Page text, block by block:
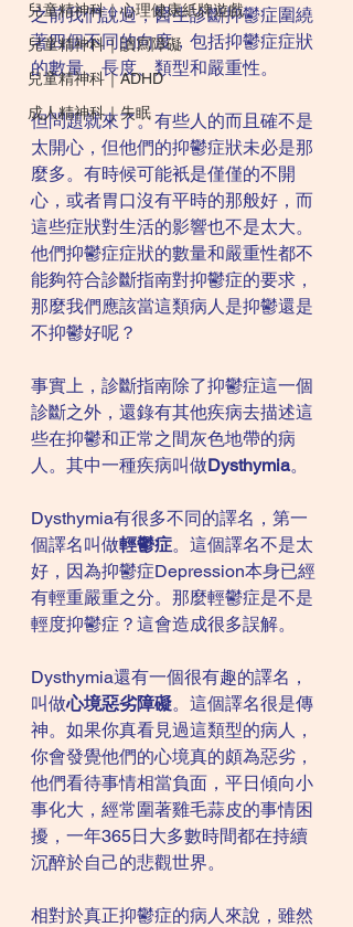
兒童精神科｜心理健康紙牌遊戲
兒童精神科｜讀寫障礙
兒童精神科｜ADHD
成人精神科｜失眠
之前我們說過，醫生診斷抑鬱症圍繞
著四個不同的向度，包括抑鬱症症狀
的數量、長度、類型和嚴重性。
但問題就來了。有些人的而且確不是
太開心，但他們的抑鬱症狀未必是那
麼多。有時候可能衹是僅僅的不開
心，或者胃口沒有平時的那般好，而
這些症狀對生活的影響也不是太大。
他們抑鬱症症狀的數量和嚴重性都不
能夠符合診斷指南對抑鬱症的要求，
那麼我們應該當這類病人是抑鬱還是
不抑鬱好呢？
事實上，診斷指南除了抑鬱症這一個
診斷之外，還錄有其他疾病去描述這
些在抑鬱和正常之間灰色地帶的病
人。其中一種疾病叫做Dysthymia。
Dysthymia有很多不同的譯名，第一
個譯名叫做輕鬱症。這個譯名不是太
好，因為抑鬱症Depression本身已經
有輕重嚴重之分。那麼輕鬱症是不是
輕度抑鬱症？這會造成很多誤解。
Dysthymia還有一個很有趣的譯名，
叫做心境惡劣障礙。這個譯名很是傳
神。如果你真看見過這類型的病人，
你會發覺他們的心境真的頗為惡劣，
他們看待事情相當負面，平日傾向小
事化大，經常圍著雞毛蒜皮的事情困
擾，一年365日大多數時間都在持續
沉醉於自己的悲觀世界。
相對於真正抑鬱症的病人來說，雖然